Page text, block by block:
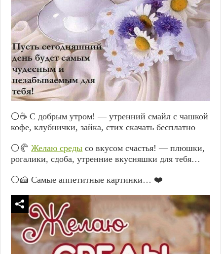
⚪☕ С добрым утром! — утренний смайл с чашкой
кофе, клубнички, зайка, стих скачать бесплатно
⚪🥐Желаю среды со вкусом счастья! — плюшки,
рогалики, сдоба, утренние вкусняшки для тебя…
⚪🍰 Самые аппетитные картинки… ❤️